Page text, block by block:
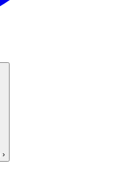
›